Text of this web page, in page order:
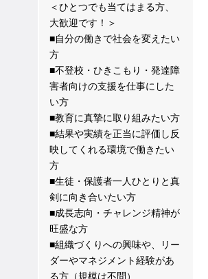
＜ひとつでも当てはまる方、
大歓迎です！＞
■自分の働きで社会を変えたい
方
■不登校・ひきこもり・発達障
害者向けの支援を仕事にした
い方
■教育に真摯に取り組みたい方
■結果や実績を正当に評価し反
映してくれる環境で働きたい
方
■生徒・保護者一人ひとりと真
剣に向き合いたい方
■成長志向・チャレンジ精神が
旺盛な方
■組織づくりへの興味や、リー
ダーやマネジメント経験があ
る方（規模は不問）